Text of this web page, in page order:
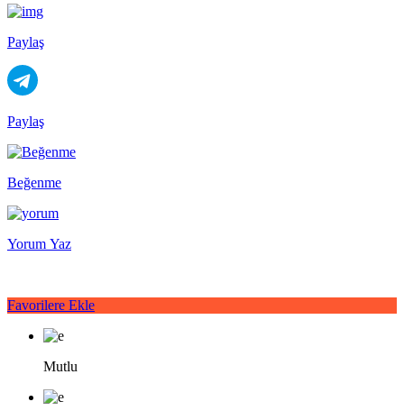
Paylaş
Paylaş
Beğenme
Yorum Yaz
Favorilere Ekle
Mutlu